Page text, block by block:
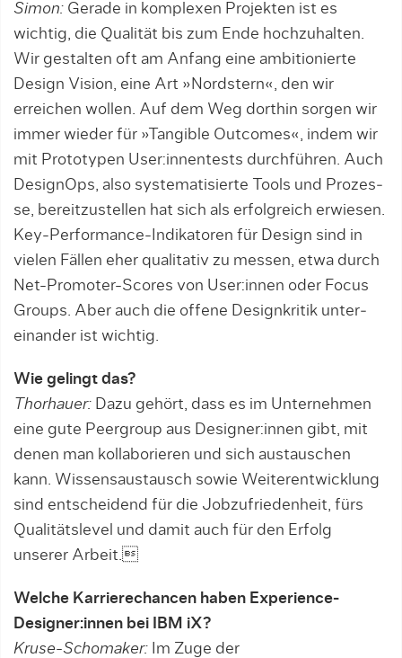
Simon: Gerade in komplexen Projek­ten ist es
wichtig, die Qualität bis zum Ende hoch­­zuhalten.
Wir gestalten oft am An­fang ­eine ambitionierte
Design Vision, eine Art »Nordstern«, den wir
erreichen wollen. Auf dem Weg dorthin sorgen wir
immer wieder für »Tangible Outcomes«, indem wir
mit Prototypen User:innentests durchführen. Auch
DesignOps, also systematisierte Tools und Pro­zes­
se, bereitzustellen hat sich als erfolgreich erwiesen.
Key-Performance-In­dikatoren für Design sind in
vielen Fällen eher qualitativ zu messen, etwa durch
Net-Promoter-Scores von User:innen oder Focus
Groups. Aber auch die offene Designkritik unter­
einander ist wichtig.
Wie gelingt das?
Thorhauer: Dazu gehört, dass es im Unternehmen
eine gute Peergroup aus De­sig­ner:innen gibt, mit
denen man kol­la­bo­rie­ren und sich austauschen
kann. Wis­sens­austausch sowie Weiterentwick­lung
sind ent­scheidend für die Jobzufriedenheit, fürs
Qualitätslevel und damit auch für den Erfolg
unserer Arbeit.
Welche Karrierechancen haben Expe­rience-
Designer:innen bei IBM iX?
Kruse-Schomaker: Im Zuge der